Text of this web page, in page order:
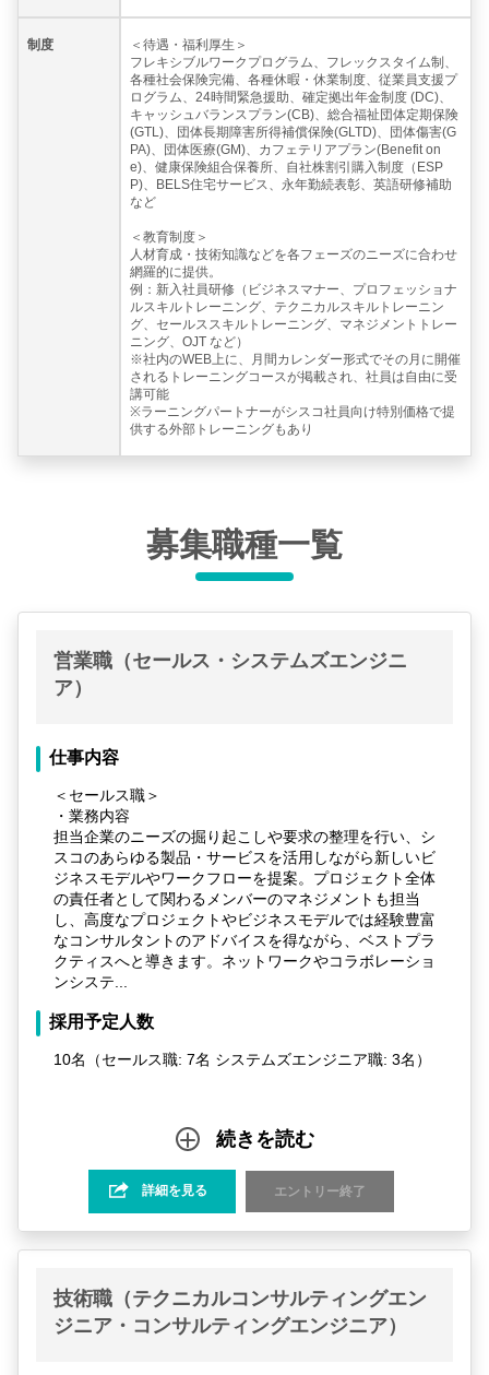
制度
＜待遇・福利厚生＞
フレキシブルワークプログラム、フレックスタイム制、
各種社会保険完備、各種休暇・休業制度、従業員支援プ
ログラム、24時間緊急援助、確定拠出年金制度 (DC)、
キャッシュバランスプラン(CB)、総合福祉団体定期保険
(GTL)、団体長期障害所得補償保険(GLTD)、団体傷害(G
PA)、団体医療(GM)、カフェテリアプラン(Benefit on
e)、健康保険組合保養所、自社株割引購入制度（ESP
P)、BELS住宅サービス、永年勤続表彰、英語研修補助
など
＜教育制度＞
人材育成・技術知識などを各フェーズのニーズに合わせ
網羅的に提供。
例：新入社員研修（ビジネスマナー、プロフェッショナ
ルスキルトレーニング、テクニカルスキルトレーニン
グ、セールススキルトレーニング、マネジメントトレー
ニング、OJT など）
※社内のWEB上に、月間カレンダー形式でその月に開催
されるトレーニングコースが掲載され、社員は自由に受
講可能
※ラーニングパートナーがシスコ社員向け特別価格で提
供する外部トレーニングもあり
募集職種一覧
営業職（セールス・システムズエンジニ
ア）
仕事内容
＜セールス職＞
・業務内容
担当企業のニーズの掘り起こしや要求の整理を行い、シ
スコのあらゆる製品・サービスを活用しながら新しいビ
ジネスモデルやワークフローを提案。プロジェクト全体
の責任者として関わるメンバーのマネジメントも担当
し、高度なプロジェクトやビジネスモデルでは経験豊富
なコンサルタントのアドバイスを得ながら、ベストプラ
クティスへと導きます。ネットワークやコラボレーショ
ンシステ...
採用予定人数
10名（セールス職: 7名 システムズエンジニア職: 3名）
続きを読む
詳細を見る エントリー終了
技術職（テクニカルコンサルティングエン
ジニア・コンサルティングエンジニア）